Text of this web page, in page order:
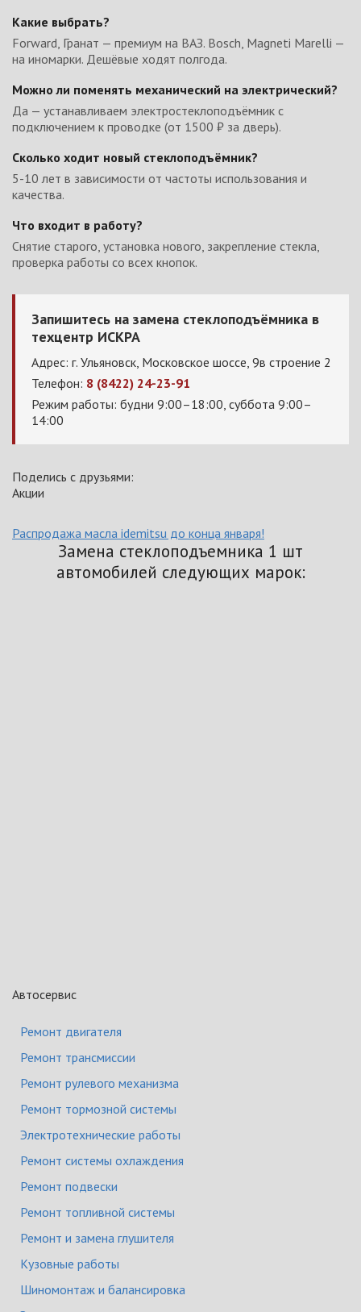
Какие выбрать?
Forward, Гранат — премиум на ВАЗ. Bosch, Magneti Marelli —
на иномарки. Дешёвые ходят полгода.
Можно ли поменять механический на электрический?
Да — устанавливаем электростеклоподъёмник с
подключением к проводке (от 1500 ₽ за дверь).
Сколько ходит новый стеклоподъёмник?
5-10 лет в зависимости от частоты использования и
качества.
Что входит в работу?
Снятие старого, установка нового, закрепление стекла,
проверка работы со всех кнопок.
Запишитесь на замена стеклоподъёмника в
техцентр ИСКРА
Адрес: г. Ульяновск, Московское шоссе, 9в строение 2
Телефон: 8 (8422) 24-23-91
Режим работы: будни 9:00–18:00, суббота 9:00–
14:00
Поделись с друзьями:
Акции
Распродажа масла idemitsu до конца января!
Замена стеклоподъемника 1 шт
автомобилей следующих марок:
Автосервис
Ремонт двигателя
Ремонт трансмиссии
Ремонт рулевого механизма
Ремонт тормозной системы
Электротехнические работы
Ремонт системы охлаждения
Ремонт подвески
Ремонт топливной системы
Ремонт и замена глушителя
Кузовные работы
Шиномонтаж и балансировка